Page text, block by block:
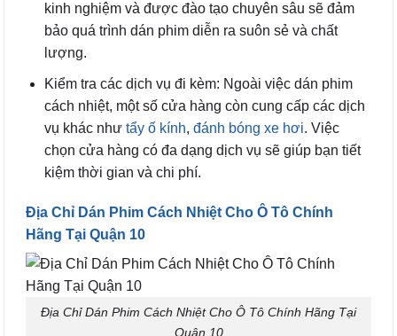
kinh nghiệm và được đào tạo chuyên sâu sẽ đảm
bảo quá trình dán phim diễn ra suôn sẻ và chất
lượng.
Kiểm tra các dịch vụ đi kèm: Ngoài việc dán phim
cách nhiệt, một số cửa hàng còn cung cấp các dịch
vụ khác như tẩy ố kính, đánh bóng xe hơi. Việc
chọn cửa hàng có đa dạng dịch vụ sẽ giúp bạn tiết
kiệm thời gian và chi phí.
Địa Chỉ Dán Phim Cách Nhiệt Cho Ô Tô Chính
Hãng Tại Quận 10
Địa Chỉ Dán Phim Cách Nhiệt Cho Ô Tô Chính Hãng Tại
Quận 10